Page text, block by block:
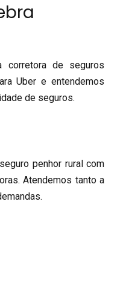
corretora de seguros
Uber e entendemos
de seguros.
penhor rural com
Atendemos tanto a